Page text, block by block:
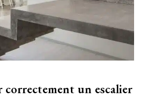
correctement un escalier